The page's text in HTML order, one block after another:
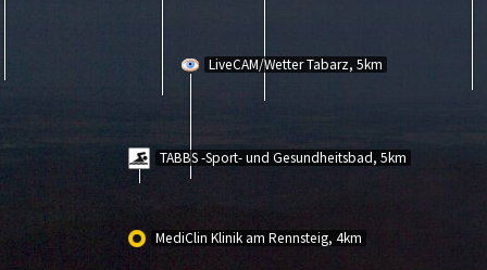
TABBS -Sport- und Gesundheitsbad, 5km
LiveCAM/Wetter Tabarz, 5km
MediClin Klinik am Rennsteig, 4km